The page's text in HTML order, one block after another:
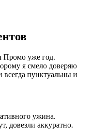
Промо уже год.
я смело доверяю
всегда пунктуальны и
ужина.
довезли аккуратно.